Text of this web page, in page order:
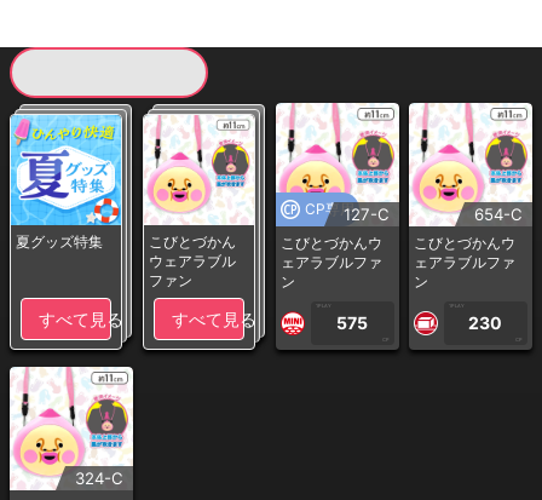
夏グッズ特集
すべて見る
こびとづかん
ウェアラブル
ファン
すべて見る
CP専用127-C
こびとづかんウ
ェアラブルファ
ン
1PLAY
575
CP
654-C
こびとづかんウ
ェアラブルファ
ン
1PLAY
230
CP
324-C